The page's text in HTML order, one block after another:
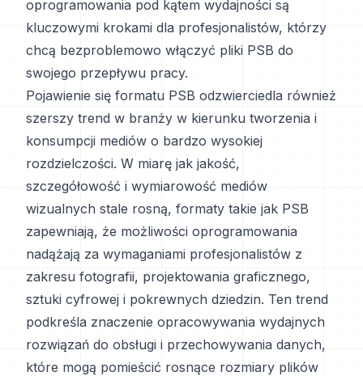
oprogramowania pod kątem wydajności są
kluczowymi krokami dla profesjonalistów, którzy
chcą bezproblemowo włączyć pliki PSB do
swojego przepływu pracy.
Pojawienie się formatu PSB odzwierciedla również
szerszy trend w branży w kierunku tworzenia i
konsumpcji mediów o bardzo wysokiej
rozdzielczości. W miarę jak jakość,
szczegółowość i wymiarowość mediów
wizualnych stale rosną, formaty takie jak PSB
zapewniają, że możliwości oprogramowania
nadążają za wymaganiami profesjonalistów z
zakresu fotografii, projektowania graficznego,
sztuki cyfrowej i pokrewnych dziedzin. Ten trend
podkreśla znaczenie opracowywania wydajnych
rozwiązań do obsługi i przechowywania danych,
które mogą pomieścić rosnące rozmiary plików